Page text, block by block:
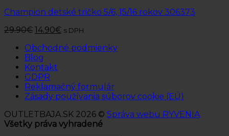
Champion detské tričko 5/6, 15/16 rokov 306373
29.90€ 14.90€ s DPH
Obchodné podmienky
Blog
Kontakt
GDPR
Reklamačný formulár
Zásady používania súborov cookie (EÚ)
OUTLETBAJA.SK 2026 © Správa webu RYVENIA
Všetky práva vyhradené